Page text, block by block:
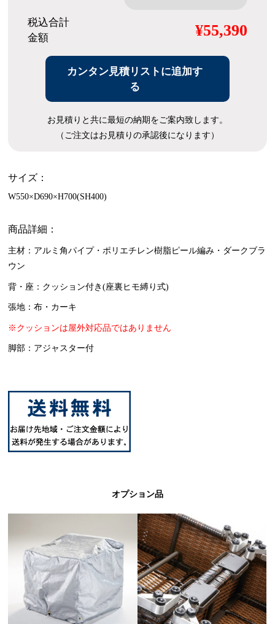
税込合計
金額
¥55,390
カンタン見積リストに追加す
る
お見積りと共に最短の納期をご案内致します。
（ご注文はお見積りの承認後になります）
サイズ：
W550×D690×H700(SH400)
商品詳細：
主材：アルミ角パイプ・ポリエチレン樹脂ピール編み・ダークブラ
ウン
背・座：クッション付き(座裏ヒモ縛り式)
張地：布・カーキ
※クッションは屋外対応品ではありません
脚部：アジャスター付
オプション品